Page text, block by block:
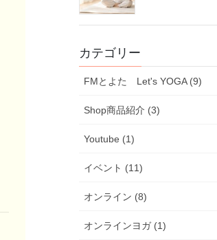
カテゴリー
FMとよた Let's YOGA (9)
Shop商品紹介 (3)
Youtube (1)
イベント (11)
オンライン (8)
オンラインヨガ (1)